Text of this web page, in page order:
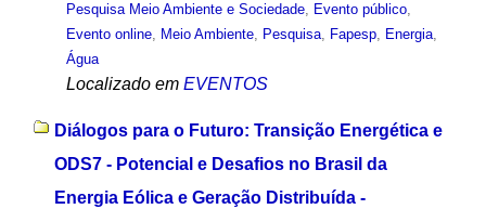
Pesquisa Meio Ambiente e Sociedade, Evento público,
Evento online, Meio Ambiente, Pesquisa, Fapesp, Energia,
Água
Localizado em EVENTOS
Diálogos para o Futuro: Transição Energética e
ODS7 - Potencial e Desafios no Brasil da
Energia Eólica e Geração Distribuída -